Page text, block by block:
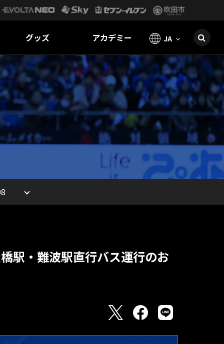
グッズ アカデミー JA
駅・難波駅直行バス運行のお